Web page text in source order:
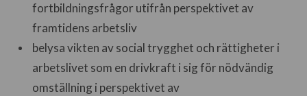
fortbildningsfrågor utifrån perspektivet av
framtidens arbetsliv
belysa vikten av social trygghet och rättigheter i
arbetslivet som en drivkraft i sig för nödvändig
omställning i perspektivet av